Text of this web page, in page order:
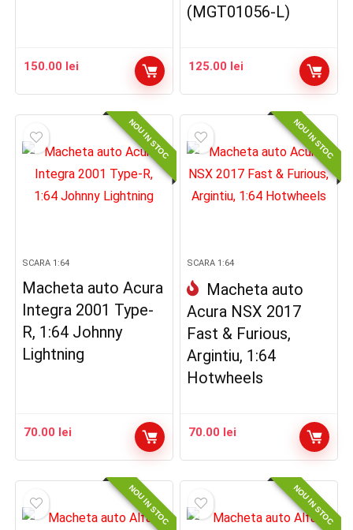
150.00 lei
(MGT01056-L)
125.00 lei
NOU IN STOC
SCARA 1:64
Macheta auto Acura
Integra 2001 Type-
R, 1:64 Johnny
Lightning
70.00 lei
NOU IN STOC
SCARA 1:64
Macheta auto
Acura NSX 2017
Fast & Furious,
Argintiu, 1:64
Hotwheels
70.00 lei
NOU IN STOC NOU IN STOC